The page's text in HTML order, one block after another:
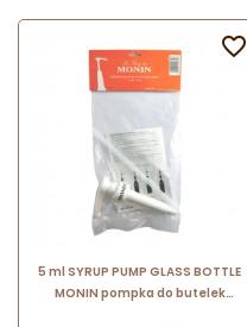
5 ml SYRUP PUMP GLASS BOTTLE
MONIN pompka do butelek
